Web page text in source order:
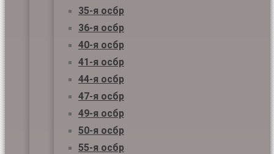
35-я осбр
36-я осбр
40-я осбр
41-я осбр
44-я осбр
47-я осбр
49-я осбр
50-я осбр
55-я осбр